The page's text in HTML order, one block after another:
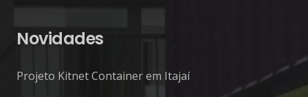
Novidades
Projeto Kitnet Container em Itajaí